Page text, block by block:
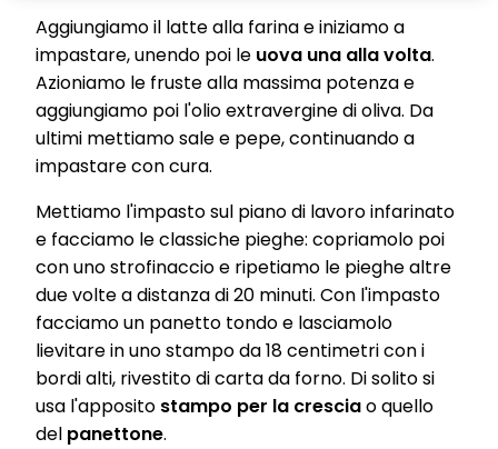
Aggiungiamo il latte alla farina e iniziamo a
impastare, unendo poi le uova una alla volta.
Azioniamo le fruste alla massima potenza e
aggiungiamo poi l'olio extravergine di oliva. Da
ultimi mettiamo sale e pepe, continuando a
impastare con cura.
Mettiamo l'impasto sul piano di lavoro infarinato
e facciamo le classiche pieghe: copriamolo poi
con uno strofinaccio e ripetiamo le pieghe altre
due volte a distanza di 20 minuti. Con l'impasto
facciamo un panetto tondo e lasciamolo
lievitare in uno stampo da 18 centimetri con i
bordi alti, rivestito di carta da forno. Di solito si
usa l'apposito stampo per la cresciao quello
del panettone.
create individual profiles about you which may be enriched with
data obtained from third parties and other websites. We use
these profiles for personalized marketing purposes, in particular
to display advertisements that might be interesting to you
(based, for example, on your identified interests) on this website
and other (third party) media via the devices assigned to you or
your household as well as to measure and optimize the success
of advertising campaigns.
You can find more information on the processing of your data in
our Data Protection Statement linked in the footer (Section
“Cookies, Pixel, Fingerprints and similar technologies”). You may
withdraw your consent at any time with effect for the future by
disabling cookies on our website under "Cookie settings" linked in
the footer. For more information with respect to the cookies used
on this website, especially their storage period, please see the
detailed information on each cookie available by clicking “adjust”
below”.
If you click on “Adjust” you can find more information about the
processing of your data / the use of cookies and allow them for one
or more of the purposes mentioned above. By clicking on “Accept